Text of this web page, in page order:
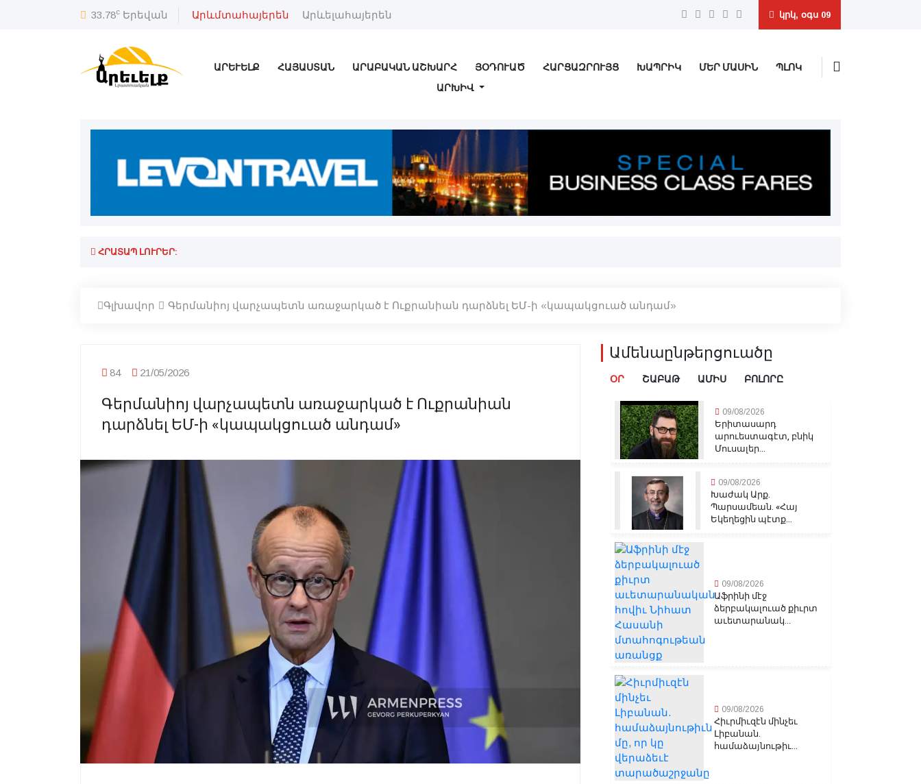
33.78c Երեվան Արևմտահայերեն Արևելահայերեն կրկ, օգս 09
ԱՐԵՒԵԼՔ ՀԱՅԱՍՏԱՆ ԱՐԱԲԱԿԱՆ ԱՇԽԱՐՀ ՅՕԴՈՒԱԾ ՀԱՐՑԱԶՐՈՒՅՑ ԽԱՊՐԻԿ ՄԵՐ ՄԱՍԻՆ
ՊԼՈԿ
ԱՐԽԻՎ
ՀՐԱՏԱՊ ԼՈՒՐԵՐ:
Գլխավոր Գերմանիոյ վարչապետն առաջարկած է Ուքրանիան դարձնել ԵՄ-ի «կապակցուած անդամ»
84 21/05/2026
Գերմանիոյ վարչապետն առաջարկած է Ուքրանիան
դարձնել ԵՄ-ի «կապակցուած անդամ»
Ամենաընթերցուածը
ՕՐ ՇԱԲԱԹ ԱՄԻՍ ԲՈԼՈՐԸ
09/08/2026
Երիտասարդ
արուեստագէտ, բնիկ
Մուսալեր...
09/08/2026
Խաժակ Արք.
Պարսամեան. «Հայ
Եկեղեցին պէտք...
09/08/2026
Աֆրինի մէջ
ձերբակալուած քիւրտ
աւետարանակ...
09/08/2026
Հիւրմիւզէն մինչեւ
Լիբանան.
համաձայնութիւ...